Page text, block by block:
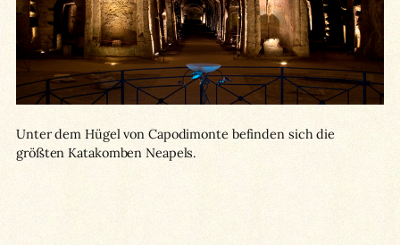
Unter dem Hügel von Capodimonte befinden sich die
größten Katakomben Neapels.